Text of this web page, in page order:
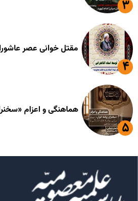
مقتل خوانی عصر عاشورا
هماهنگی و اعزام